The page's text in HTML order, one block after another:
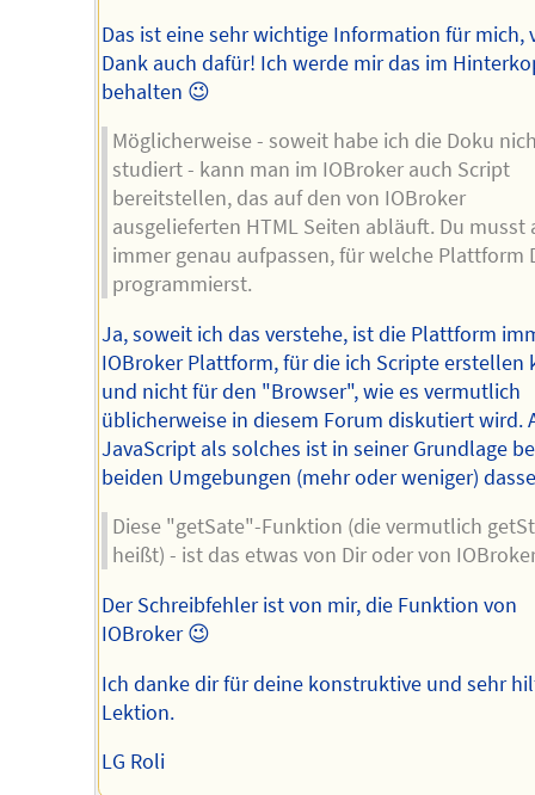
Das ist eine sehr wichtige Information für mich,
Dank auch dafür! Ich werde mir das im
behalten 😉
Möglicherweise - soweit habe ich die Doku
studiert - kann man im IOBroker auch Script
bereitstellen, das auf den von IOBroker
ausgelieferten HTML Seiten abläuft. Du musst
immer genau aufpassen, für welche Plattform
programmierst.
Ja, soweit ich das verstehe, ist die Plattform
IOBroker Plattform, für die ich Scripte erstellen
und nicht für den "Browser", wie es vermutlich
üblicherweise in diesem Forum diskutiert wird.
JavaScript als solches ist in seiner Grundlage
beiden Umgebungen (mehr oder weniger)
Diese "getSate"-Funktion (die vermutlich
heißt) - ist das etwas von Dir oder von
Der Schreibfehler ist von mir, die Funktion von
IOBroker 😉
Ich danke dir für deine konstruktive und sehr
Lektion.
LG Roli